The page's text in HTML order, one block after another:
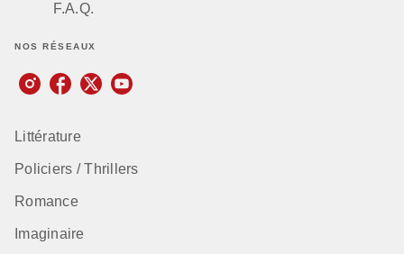
F.A.Q.
NOS RÉSEAUX
Littérature
Policiers / Thrillers
Romance
Imaginaire